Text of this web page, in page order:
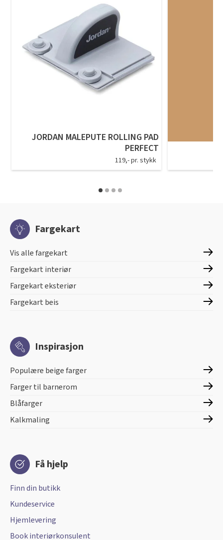
JORDAN MALEPUTE ROLLING PAD
PERFECT
119,- pr. stykk
Fargekart
Vis alle fargekart
Fargekart interiør
Fargekart eksteriør
Fargekart beis
Inspirasjon
Populære beige farger
Farger til barnerom
Blåfarger
Kalkmaling
Få hjelp
Finn din butikk
Kundeservice
Hjemlevering
Book interiørkonsulent